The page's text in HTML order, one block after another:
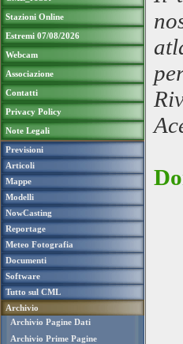
Stazioni Online
Estremi 07/08/2026
Webcam
Associazione
Contatti
Privacy Policy
Note Legali
Previsioni
Articoli
Mappe
Modelli
NowCasting
Reportage
Meteo Fotografia
Documenti
Software
Tutto sul CML
Archivio
Archivio Pagine Dati
Archivio Prime Pagine